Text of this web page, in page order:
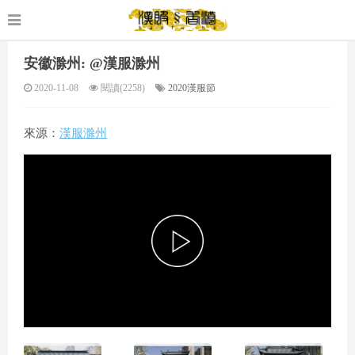
安徽滁州: @漢服滁州
2020-11-08 閱讀(2258) 2020漢服節
來源： 漢服滁州
P